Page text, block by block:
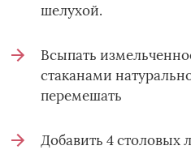
шелухой.
Всыпать
стаканами
перемешать
Добавить 4 столовых